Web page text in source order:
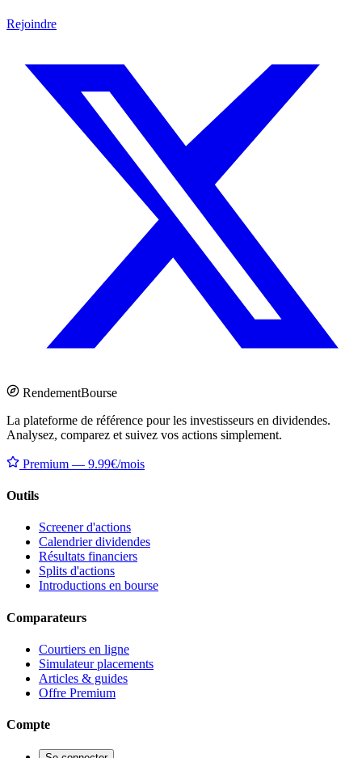
Rejoindre
RendementBourse
La plateforme de référence pour les investisseurs en dividendes.
Analysez, comparez et suivez vos actions simplement.
Premium — 9.99€/mois
Outils
Screener d'actions
Calendrier dividendes
Résultats financiers
Splits d'actions
Introductions en bourse
Comparateurs
Courtiers en ligne
Simulateur placements
Articles & guides
Offre Premium
Compte